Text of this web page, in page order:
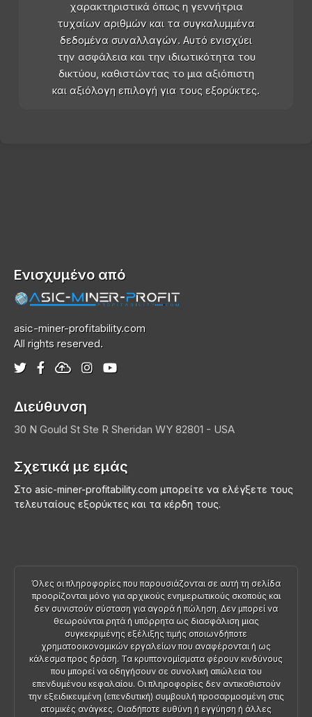
χαρακτηριστικά όπως η γεννήτρια
τυχαίων αριθμών και τα συγκαλυμμένα
δεδομένα συναλλαγών. Αυτό ενισχύει
την ασφάλεια και την ιδιωτικότητα του
δικτύου, καθιστώντας το μια αξιόπιστη
και αξιόλογη επιλογή για τους εξορύκτες.
Ενισχυμένο από
asic-miner-profitability.com
All rights reserved.
Διεύθυνση
30 N Gould St Ste R Sheridan WY 82801 - USA
Σχετικά με εμάς
Στο asic-miner-profitability.com μπορείτε να ελέγξετε τους
τελευταίους εξορύκτες και τα κέρδη τους.
Όλες οι πληροφορίες που παρουσιάζονται σε αυτή τη σελίδα
προορίζονται μόνο για αρχικούς ενημερωτικούς σκοπούς και
δεν συνιστούν σύσταση για αγορά ή πώληση. Δεν μπορεί να
θεωρούνται ρητά ή υπόρρητα ως διασφάλιση μιας
συγκεκριμένης εξέλιξης τιμής οποιωνδήποτε
χρηματοοικονομικών εργαλείων που αναφέρονται ή ως
κάλεσμα προς δράση. Τα κρυπτονομίσματα φέρουν κινδύνους
που μπορεί να οδηγήσουν σε συνολική απώλεια του
επενδυμένου κεφαλαίου. Οι πληροφορίες δεν αντικαθιστούν
την εξειδικευμένη (επενδυτική) συμβουλή προσαρμοσμένη στις
ατομικές ανάγκες. Οιαδήποτε ευθύνη ή εγγύηση ή άλλες